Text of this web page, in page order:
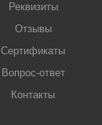
Реквизиты
Отзывы
Сертификаты
Вопрос-ответ
Контакты